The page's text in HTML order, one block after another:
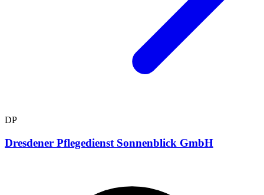
DP
Dresdener Pflegedienst Sonnenblick GmbH